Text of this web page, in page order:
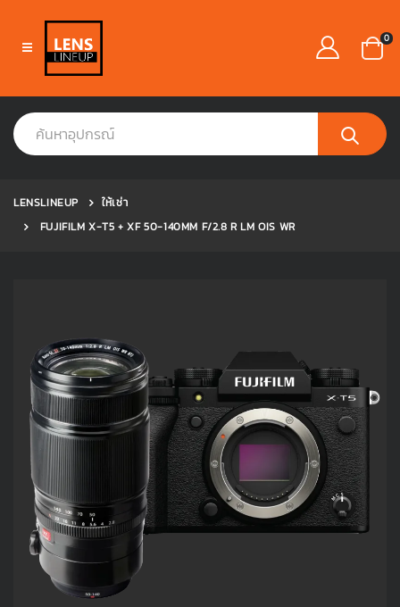
0
LENSLINEUP
ให้เช่า
FUJIFILM X-T5 + XF 50-140MM F/2.8 R LM OIS WR